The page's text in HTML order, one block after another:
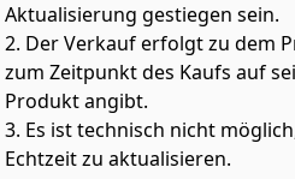
Aktualisierung gestiegen sein.
2. Der Verkauf erfolgt zu dem
zum Zeitpunkt des Kaufs auf
Produkt angibt.
3. Es ist technisch nicht
Echtzeit zu aktualisieren.